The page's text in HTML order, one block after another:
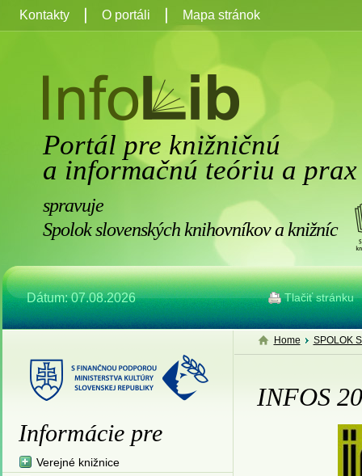
Portál pre knižničnú
a informačnú teóriu a prax
spravuje
Spolok slovenských knihovníkov a knižníc
Dátum: 07.08.2026 Tlačiť stránku
Kontakty O portáli Mapa stránok
Home SPOLOK
INFOS
Informácie pre
Verejné knižnice